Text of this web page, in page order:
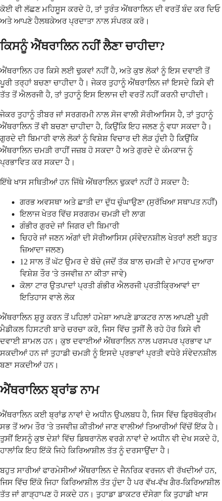
ਕੋਈ ਵੀ ਲੱਛਣ ਮਹਿਸੂਸ ਕਰਦੇ ਹੋ, ਤਾਂ ਤੁਰੰਤ ਐਂਥਰਾਲਿਨ ਦੀ ਵਰਤੋਂ ਬੰਦ ਕਰ ਦਿਓ
ਅਤੇ ਆਪਣੇ ਹੈਲਥਕੇਅਰ ਪ੍ਰਦਾਤਾ ਨਾਲ ਸੰਪਰਕ ਕਰੋ।
ਕਿਸਨੂੰ ਐਂਥਰਾਲਿਨ ਨਹੀਂ ਲੈਣਾ ਚਾਹੀਦਾ?
ਐਂਥਰਾਲਿਨ ਹਰ ਕਿਸੇ ਲਈ ਢੁਕਵਾਂ ਨਹੀਂ ਹੈ, ਅਤੇ ਕੁਝ ਲੋਕਾਂ ਨੂੰ ਇਸ ਦਵਾਈ ਤੋਂ
ਪੂਰੀ ਤਰ੍ਹਾਂ ਬਚਣਾ ਚਾਹੀਦਾ ਹੈ। ਜੇਕਰ ਤੁਹਾਨੂੰ ਐਂਥਰਾਲਿਨ ਜਾਂ ਇਸਦੇ ਕਿਸੇ ਵੀ
ਤੱਤ ਤੋਂ ਐਲਰਜੀ ਹੈ, ਤਾਂ ਤੁਹਾਨੂੰ ਇਸ ਇਲਾਜ ਦੀ ਵਰਤੋਂ ਨਹੀਂ ਕਰਨੀ ਚਾਹੀਦੀ।
ਜੇਕਰ ਤੁਹਾਨੂੰ ਤੀਬਰ ਜਾਂ ਸਰਗਰਮੀ ਨਾਲ ਸੋਜ ਵਾਲੀ ਸੋਰੀਆਸਿਸ ਹੈ, ਤਾਂ ਤੁਹਾਨੂੰ
ਐਂਥਰਾਲਿਨ ਤੋਂ ਵੀ ਬਚਣਾ ਚਾਹੀਦਾ ਹੈ, ਕਿਉਂਕਿ ਇਹ ਜਲਣ ਨੂੰ ਵਧਾ ਸਕਦਾ ਹੈ।
ਗੁਰਦੇ ਦੀ ਬਿਮਾਰੀ ਵਾਲੇ ਲੋਕਾਂ ਨੂੰ ਵਿਸ਼ੇਸ਼ ਵਿਚਾਰ ਦੀ ਲੋੜ ਹੁੰਦੀ ਹੈ ਕਿਉਂਕਿ
ਐਂਥਰਾਲਿਨ ਚਮੜੀ ਰਾਹੀਂ ਜਜ਼ਬ ਹੋ ਸਕਦਾ ਹੈ ਅਤੇ ਗੁਰਦੇ ਦੇ ਕੰਮਕਾਜ ਨੂੰ
ਪ੍ਰਭਾਵਿਤ ਕਰ ਸਕਦਾ ਹੈ।
ਇੱਥੇ ਖਾਸ ਸਥਿਤੀਆਂ ਹਨ ਜਿੱਥੇ ਐਂਥਰਾਲਿਨ ਢੁਕਵਾਂ ਨਹੀਂ ਹੋ ਸਕਦਾ ਹੈ:
ਗਰਭ ਅਵਸਥਾ ਅਤੇ ਛਾਤੀ ਦਾ ਦੁੱਧ ਚੁੰਘਾਉਣਾ (ਸੁਰੱਖਿਆ ਸਥਾਪਤ ਨਹੀਂ)
ਇਲਾਜ ਖੇਤਰ ਵਿੱਚ ਸਰਗਰਮ ਚਮੜੀ ਦੀ ਲਾਗ
ਗੰਭੀਰ ਗੁਰਦੇ ਜਾਂ ਜਿਗਰ ਦੀ ਬਿਮਾਰੀ
ਚਿਹਰੇ ਜਾਂ ਜਣਨ ਅੰਗਾਂ ਦੀ ਸੋਰੀਆਸਿਸ (ਸੰਵੇਦਨਸ਼ੀਲ ਖੇਤਰਾਂ ਲਈ ਬਹੁਤ
ਜ਼ਿਆਦਾ ਜਲਣ)
12 ਸਾਲ ਤੋਂ ਘੱਟ ਉਮਰ ਦੇ ਬੱਚੇ (ਜਦੋਂ ਤੱਕ ਬਾਲ ਚਮੜੀ ਦੇ ਮਾਹਰ ਦੁਆਰਾ
ਵਿਸ਼ੇਸ਼ ਤੌਰ 'ਤੇ ਤਜਵੀਜ਼ ਨਾ ਕੀਤਾ ਜਾਵੇ)
ਕੋਲਾ ਟਾਰ ਉਤਪਾਦਾਂ ਪ੍ਰਤੀ ਗੰਭੀਰ ਐਲਰਜੀ ਪ੍ਰਤੀਕ੍ਰਿਆਵਾਂ ਦਾ
ਇਤਿਹਾਸ ਵਾਲੇ ਲੋਕ
ਐਂਥਰਾਲਿਨ ਸ਼ੁਰੂ ਕਰਨ ਤੋਂ ਪਹਿਲਾਂ ਹਮੇਸ਼ਾ ਆਪਣੇ ਡਾਕਟਰ ਨਾਲ ਆਪਣੀ ਪੂਰੀ
ਮੈਡੀਕਲ ਹਿਸਟਰੀ ਬਾਰੇ ਚਰਚਾ ਕਰੋ, ਜਿਸ ਵਿੱਚ ਤੁਸੀਂ ਲੈ ਰਹੇ ਹੋਰ ਕਿਸੇ ਵੀ
ਦਵਾਈ ਸ਼ਾਮਲ ਹਨ। ਕੁਝ ਦਵਾਈਆਂ ਐਂਥਰਾਲਿਨ ਨਾਲ ਪਰਸਪਰ ਪ੍ਰਭਾਵ ਪਾ
ਸਕਦੀਆਂ ਹਨ ਜਾਂ ਤੁਹਾਡੀ ਚਮੜੀ ਨੂੰ ਇਸਦੇ ਪ੍ਰਭਾਵਾਂ ਪ੍ਰਤੀ ਵਧੇਰੇ ਸੰਵੇਦਨਸ਼ੀਲ
ਬਣਾ ਸਕਦੀਆਂ ਹਨ।
ਐਂਥਰਾਲਿਨ ਬ੍ਰਾਂਡ ਨਾਮ
ਐਂਥਰਾਲਿਨ ਕਈ ਬ੍ਰਾਂਡ ਨਾਵਾਂ ਦੇ ਅਧੀਨ ਉਪਲਬਧ ਹੈ, ਜਿਸ ਵਿੱਚ ਡ੍ਰਿਥੋਕ੍ਰੀਮ
ਸਭ ਤੋਂ ਆਮ ਤੌਰ 'ਤੇ ਤਜਵੀਜ਼ ਕੀਤੀਆਂ ਜਾਣ ਵਾਲੀਆਂ ਤਿਆਰੀਆਂ ਵਿੱਚੋਂ ਇੱਕ ਹੈ।
ਤੁਸੀਂ ਇਸਨੂੰ ਕੁਝ ਦੇਸ਼ਾਂ ਵਿੱਚ ਡਿਥਰਾਨੋਲ ਵਰਗੇ ਨਾਵਾਂ ਦੇ ਅਧੀਨ ਵੀ ਦੇਖ ਸਕਦੇ ਹੋ,
ਹਾਲਾਂਕਿ ਇਹ ਇੱਕੋ ਜਿਹੇ ਕਿਰਿਆਸ਼ੀਲ ਤੱਤ ਨੂੰ ਦਰਸਾਉਂਦਾ ਹੈ।
ਬਹੁਤ ਸਾਰੀਆਂ ਫਾਰਮੇਸੀਆਂ ਐਂਥਰਾਲਿਨ ਦੇ ਜੈਨਰਿਕ ਵਰਜਨ ਵੀ ਰੱਖਦੀਆਂ ਹਨ,
ਜਿਸ ਵਿੱਚ ਇੱਕੋ ਜਿਹਾ ਕਿਰਿਆਸ਼ੀਲ ਤੱਤ ਹੁੰਦਾ ਹੈ ਪਰ ਵੱਖ-ਵੱਖ ਗੈਰ-ਕਿਰਿਆਸ਼ੀਲ
ਤੱਤ ਜਾਂ ਗਾੜ੍ਹਾਪਣ ਹੋ ਸਕਦੇ ਹਨ। ਤੁਹਾਡਾ ਡਾਕਟਰ ਦੱਸੇਗਾ ਕਿ ਤੁਹਾਡੀ ਖਾਸ